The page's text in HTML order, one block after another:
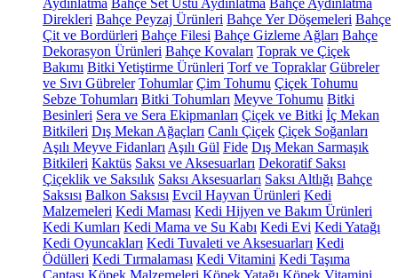
Aydınlatma Bahçe Set Üstü Aydınlatma Bahçe Aydınlatma
Direkleri Bahçe Peyzaj Ürünleri Bahçe Yer Döşemeleri Bahçe
Çit ve Bordürleri Bahçe Filesi Bahçe Gizleme Ağları Bahçe
Dekorasyon Ürünleri Bahçe Kovaları Toprak ve Çiçek
Bakımı Bitki Yetiştirme Ürünleri Torf ve Topraklar Gübreler
ve Sıvı Gübreler Tohumlar Çim Tohumu Çiçek Tohumu
Sebze Tohumları Bitki Tohumları Meyve Tohumu Bitki
Besinleri Sera ve Sera Ekipmanları Çiçek ve Bitki İç Mekan
Bitkileri Dış Mekan Ağaçları Canlı Çiçek Çiçek Soğanları
Aşılı Meyve Fidanları Aşılı Gül Fide Dış Mekan Sarmaşık
Bitkileri Kaktüs Saksı ve Aksesuarları Dekoratif Saksı
Çiçeklik ve Saksılık Saksı Aksesuarları Saksı Altlığı Bahçe
Saksısı Balkon Saksısı Evcil Hayvan Ürünleri Kedi
Malzemeleri Kedi Maması Kedi Hijyen ve Bakım Ürünleri
Kedi Kumları Kedi Mama ve Su Kabı Kedi Evi Kedi Yatağı
Kedi Oyuncakları Kedi Tuvaleti ve Aksesuarları Kedi
Ödülleri Kedi Tırmalaması Kedi Vitamini Kedi Taşıma
Çantası Köpek Malzemeleri Köpek Yatağı Köpek Vitamini